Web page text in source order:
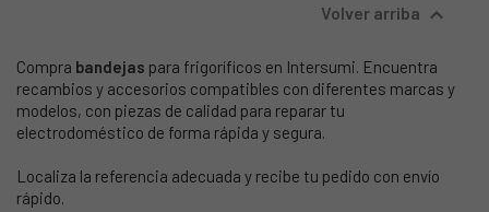
Volver arriba 
Compra bandejas para frigoríficos en Intersumi. Encuentra
recambios y accesorios compatibles con diferentes marcas y
modelos, con piezas de calidad para reparar tu
electrodoméstico de forma rápida y segura.
Localiza la referencia adecuada y recibe tu pedido con envío
rápido.